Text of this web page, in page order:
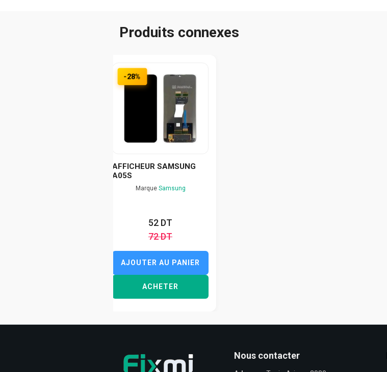
Produits connexes
-28%
AFFICHEUR SAMSUNG
A05S
Marque Samsung
52 DT
72 DT
AJOUTER AU PANIER
ACHETER
Nous contacter